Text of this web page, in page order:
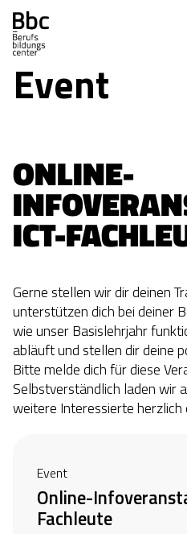
Event
ONLINE-
ICT-
Gerne stellen wir dir deinen
unterstützen dich bei deiner
wie unser Basislehrjahr
abläuft und stellen dir deine
Bitte melde dich für diese
Selbstverständlich laden wir
weitere Interessierte herzlich
Event
Online-
Fachleute